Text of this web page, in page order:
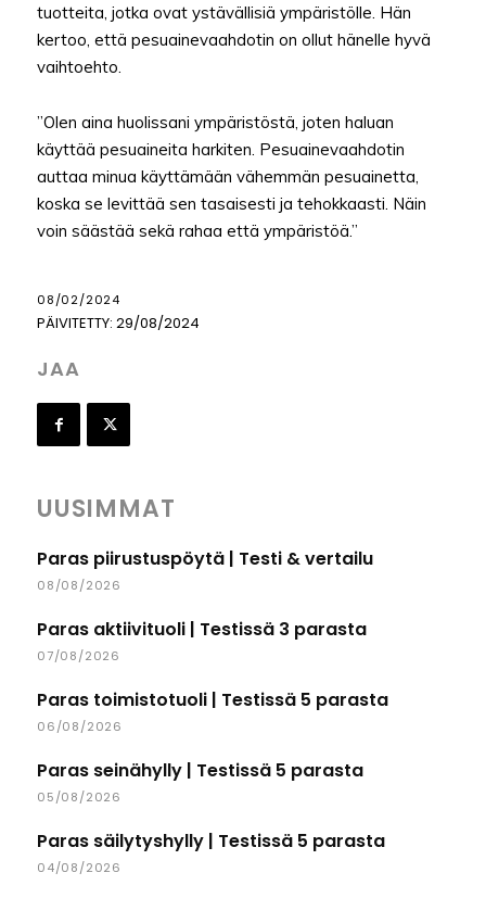
tuotteita, jotka ovat ystävällisiä ympäristölle. Hän
kertoo, että pesuainevaahdotin on ollut hänelle hyvä
vaihtoehto.
”Olen aina huolissani ympäristöstä, joten haluan
käyttää pesuaineita harkiten. Pesuainevaahdotin
auttaa minua käyttämään vähemmän pesuainetta,
koska se levittää sen tasaisesti ja tehokkaasti. Näin
voin säästää sekä rahaa että ympäristöä.”
08/02/2024
PÄIVITETTY: 29/08/2024
JAA
UUSIMMAT
Paras piirustuspöytä | Testi & vertailu
08/08/2026
Paras aktiivituoli | Testissä 3 parasta
07/08/2026
Paras toimistotuoli | Testissä 5 parasta
06/08/2026
Paras seinähylly | Testissä 5 parasta
05/08/2026
Paras säilytyshylly | Testissä 5 parasta
04/08/2026